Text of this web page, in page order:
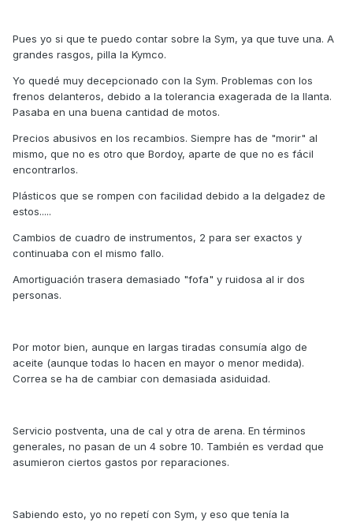
Pues yo si que te puedo contar sobre la Sym, ya que tuve una. A
grandes rasgos, pilla la Kymco.
Yo quedé muy decepcionado con la Sym. Problemas con los
frenos delanteros, debido a la tolerancia exagerada de la llanta.
Pasaba en una buena cantidad de motos.
Precios abusivos en los recambios. Siempre has de "morir" al
mismo, que no es otro que Bordoy, aparte de que no es fácil
encontrarlos.
Plásticos que se rompen con facilidad debido a la delgadez de
estos.....
Cambios de cuadro de instrumentos, 2 para ser exactos y
continuaba con el mismo fallo.
Amortiguación trasera demasiado "fofa" y ruidosa al ir dos
personas.
Por motor bien, aunque en largas tiradas consumía algo de
aceite (aunque todas lo hacen en mayor o menor medida).
Correa se ha de cambiar con demasiada asiduidad.
Servicio postventa, una de cal y otra de arena. En términos
generales, no pasan de un 4 sobre 10. También es verdad que
asumieron ciertos gastos por reparaciones.
Sabiendo esto, yo no repetí con Sym, y eso que tenía la